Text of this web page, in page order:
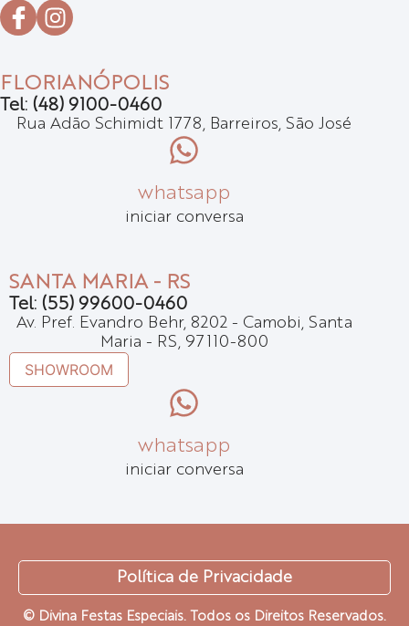
FLORIANÓPOLIS
Tel: (48) 9100-0460
Rua Adão Schimidt 1778, Barreiros, São José
whatsapp
iniciar conversa
SANTA MARIA - RS
Tel: (55) 99600-0460
Av. Pref. Evandro Behr, 8202 - Camobi, Santa
Maria - RS, 97110-800
SHOWROOM
whatsapp
iniciar conversa
© Divina Festas Especiais. Todos os Direitos Reservados.
Política de Privacidade